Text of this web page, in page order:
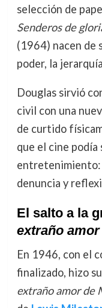
selección de
Senderos de
(1964) nacen de
poder, la
Douglas sirvió
civil con una
de curtido
que el cine podía
entretenimiento:
denuncia y
El salto a la
extraño
En 1946, con el
finalizado, hizo
extraño amor de